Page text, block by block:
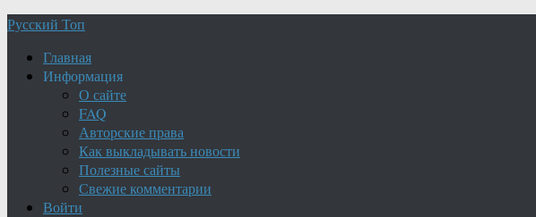
Русский Топ
Главная
Информация
О сайте
FAQ
Авторские права
Как выкладывать новости
Полезные сайты
Свежие комментарии
Войти